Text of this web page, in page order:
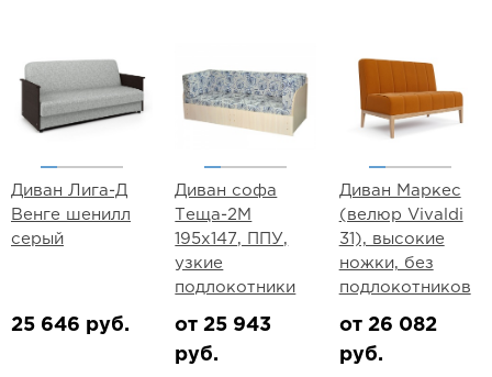
Диван Лига-Д
Венге шенилл
серый
25 646 руб.
Диван софа
Теща-2М
195х147, ППУ,
узкие
подлокотники
от 25 943
руб.
Диван Маркес
(велюр Vivaldi
31), высокие
ножки, без
подлокотников
от 26 082
руб.